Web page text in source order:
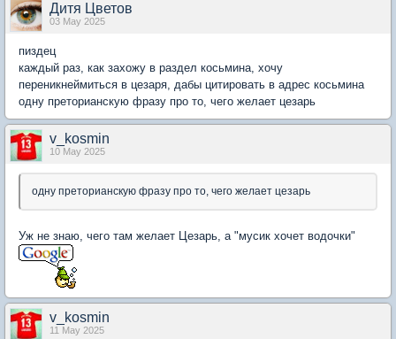
Дитя Цветов
03 May 2025
пиздец
каждый раз, как захожу в раздел косьмина, хочу
переникнеймиться в цезаря, дабы цитировать в адрес косьмина
одну преторианскую фразу про то, чего желает цезарь
v_kosmin
10 May 2025
одну преторианскую фразу про то, чего желает цезарь
Уж не знаю, чего там желает Цезарь, а "мусик хочет водочки"
v_kosmin
11 May 2025